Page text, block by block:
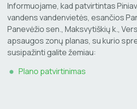
Informuojame, kad patvirtintas
vandens vandenvietės, esančios
Panevėžio sen., Maksvytiškių k.,
apsaugos zonų planas, su kurio
susipažinti galite žemiau:
Plano patvirtinimas